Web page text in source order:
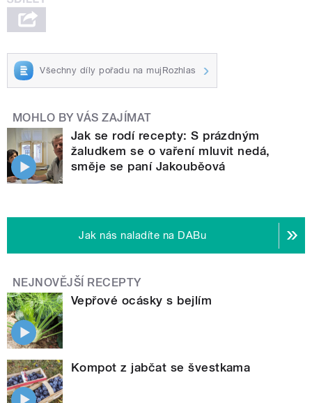
Všechny díly pořadu na mujRozhlas
MOHLO BY VÁS ZAJÍMAT
Jak se rodí recepty: S prázdným
žaludkem se o vaření mluvit nedá,
směje se paní Jakouběová
Jak nás naladíte na DABu
NEJNOVĚJŠÍ RECEPTY
Vepřové ocásky s bejlím
Kompot z jabčat se švestkama